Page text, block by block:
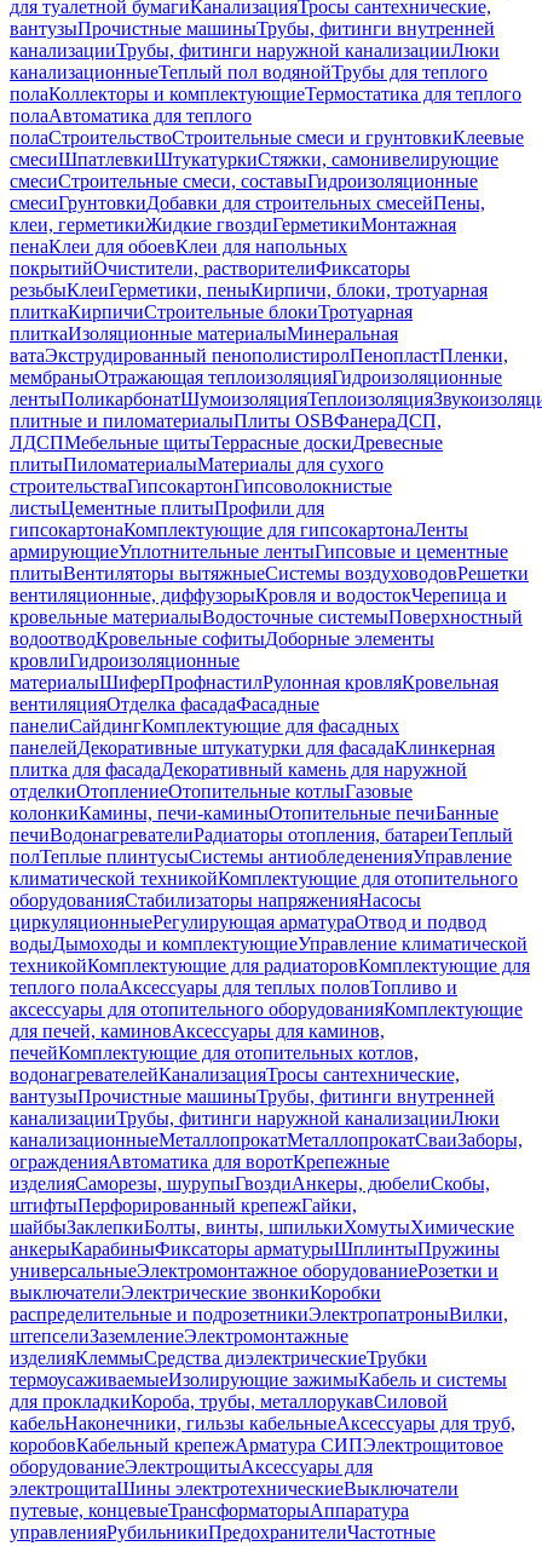
для туалетной бумагиКанализацияТросы сантехнические,
вантузыПрочистные машиныТрубы, фитинги внутренней
канализацииТрубы, фитинги наружной канализацииЛюки
канализационныеТеплый пол водянойТрубы для теплого
полаКоллекторы и комплектующиеТермостатика для теплого
полаАвтоматика для теплого
полаСтроительствоСтроительные смеси и грунтовкиКлеевые
смесиШпатлевкиШтукатуркиСтяжки, самонивелирующие
смесиСтроительные смеси, составыГидроизоляционные
смесиГрунтовкиДобавки для строительных смесейПены,
клеи, герметикиЖидкие гвоздиГерметикиМонтажная
пенаКлеи для обоевКлеи для напольных
покрытийОчистители, растворителиФиксаторы
резьбыКлеиГерметики, пеныКирпичи, блоки, тротуарная
плиткаКирпичиСтроительные блокиТротуарная
плиткаИзоляционные материалыМинеральная
ватаЭкструдированный пенополистиролПенопластПленки,
мембраныОтражающая теплоизоляцияГидроизоляционные
лентыПоликарбонатШумоизоляцияТеплоизоляция
плитные и пиломатериалыПлиты OSBФанераДСП,
ЛДСПМебельные щитыТеррасные доскиДревесные
плитыПиломатериалыМатериалы для сухого
строительстваГипсокартонГипсоволокнистые
листыЦементные плитыПрофили для
гипсокартонаКомплектующие для гипсокартонаЛенты
армирующиеУплотнительные лентыГипсовые и цементные
плитыВентиляторы вытяжныеСистемы воздуховодовРешетки
вентиляционные, диффузорыКровля и водостокЧерепица и
кровельные материалыВодосточные системыПоверхностный
водоотводКровельные софитыДоборные элементы
кровлиГидроизоляционные
материалыШиферПрофнастилРулонная кровляКровельная
вентиляцияОтделка фасадаФасадные
панелиСайдингКомплектующие для фасадных
панелейДекоративные штукатурки для фасадаКлинкерная
плитка для фасадаДекоративный камень для наружной
отделкиОтоплениеОтопительные котлыГазовые
колонкиКамины, печи-каминыОтопительные печиБанные
печиВодонагревателиРадиаторы отопления, батареиТеплый
полТеплые плинтусыСистемы антиобледененияУправление
климатической техникойКомплектующие для отопительного
оборудованияСтабилизаторы напряженияНасосы
циркуляционныеРегулирующая арматураОтвод и подвод
водыДымоходы и комплектующиеУправление климатической
техникойКомплектующие для радиаторовКомплектующие для
теплого полаАксессуары для теплых половТопливо и
аксессуары для отопительного оборудованияКомплектующие
для печей, каминовАксессуары для каминов,
печейКомплектующие для отопительных котлов,
водонагревателейКанализацияТросы сантехнические,
вантузыПрочистные машиныТрубы, фитинги внутренней
канализацииТрубы, фитинги наружной канализацииЛюки
канализационныеМеталлопрокатМеталлопрокатСваиЗаборы,
огражденияАвтоматика для воротКрепежные
изделияСаморезы, шурупыГвоздиАнкеры, дюбелиСкобы,
штифтыПерфорированный крепежГайки,
шайбыЗаклепкиБолты, винты, шпилькиХомутыХимические
анкерыКарабиныФиксаторы арматурыШплинтыПружины
универсальныеЭлектромонтажное оборудованиеРозетки и
выключателиЭлектрические звонкиКоробки
распределительные и подрозетникиЭлектропатроныВилки,
штепселиЗаземлениеЭлектромонтажные
изделияКлеммыСредства диэлектрическиеТрубки
термоусаживаемыеИзолирующие зажимыКабель и системы
для прокладкиКороба, трубы, металлорукавСиловой
кабельНаконечники, гильзы кабельныеАксессуары для труб,
коробовКабельный крепежАрматура СИПЭлектрощитовое
оборудованиеЭлектрощитыАксессуары для
электрощитаШины электротехническиеВыключатели
путевые, концевыеТрансформаторыАппаратура
управленияРубильникиПредохранителиЧастотные